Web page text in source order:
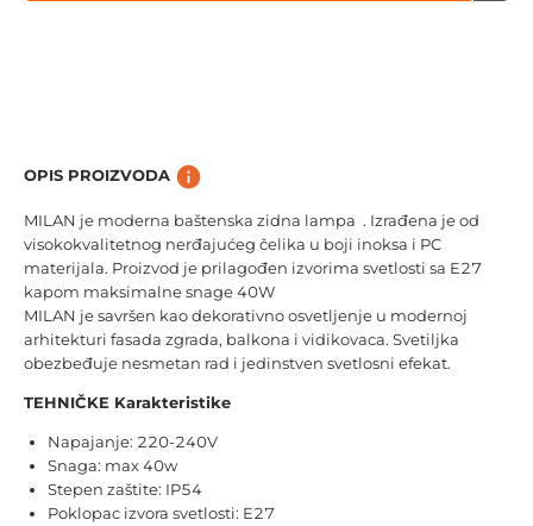
OPIS PROIZVODA
MILAN je moderna baštenska zidna lampa . Izrađena je od
visokokvalitetnog nerđajućeg čelika u boji inoksa i PC
materijala. Proizvod je prilagođen izvorima svetlosti sa E27
kapom maksimalne snage 40W
MILAN je savršen kao dekorativno osvetljenje u modernoj
arhitekturi fasada zgrada, balkona i vidikovaca. Svetiljka
obezbeđuje nesmetan rad i jedinstven svetlosni efekat.
TEHNIČKE Karakteristike
Napajanje: 220-240V
Snaga: max 40w
Stepen zaštite: IP54
Poklopac izvora svetlosti: E27